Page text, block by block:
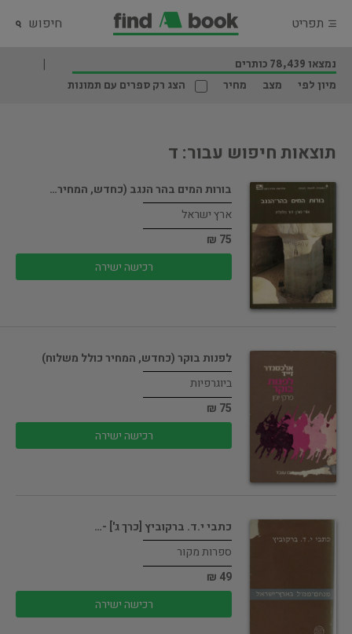
תפריט חיפוש
נמצאו 78,439 כותרים
מיון לפי
מצב מחיר הצג רק ספרים עם תמונות
תוצאות חיפוש עבור: ד
בורות המים בהר הנגב (כחדש, המחיר…
ארץ ישראל
75 ₪
רכישה ישירה
לפנות בוקר (כחדש, המחיר כולל משלוח)
ביוגרפיות
75 ₪
רכישה ישירה
כתבי י.ד. ברקוביץ [כרך ג'] -…
ספרות מקור
49 ₪
רכישה ישירה